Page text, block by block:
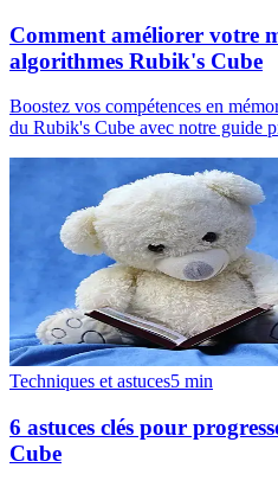
Comment améliorer votre
algorithmes Rubik's Cube
Boostez vos compétences en
du Rubik's Cube avec notre guide
Techniques et astuces5 min
6 astuces clés pour
Cube